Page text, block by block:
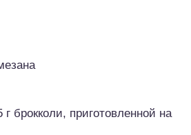
брокколи, приготовленной на